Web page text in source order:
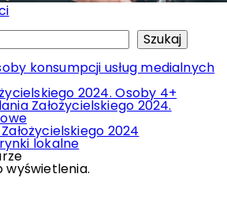
Szukaj
konsumpcji usług medialnych
2024. Osoby 4+
Założycielskiego 2024.
2024
lokalne
wyświetlenia.